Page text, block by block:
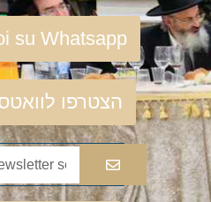
su Whatsapp
הצטרפו